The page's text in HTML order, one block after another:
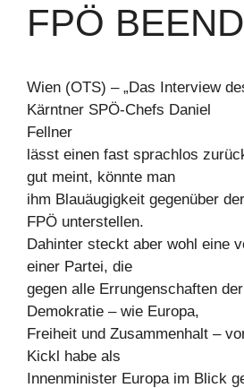
FPÖ
Wien (OTS) – „Das Interview
Kärntner SPÖ-Chefs Daniel
Fellner
lässt einen fast sprachlos
gut meint, könnte man
ihm Blauäugigkeit gegenüber
FPÖ unterstellen.
Dahinter steckt aber wohl eine
einer Partei, die
gegen alle Errungenschaften
Demokratie – wie Europa,
Freiheit und Zusammenhalt –
Kickl habe als
Innenminister Europa im Blick